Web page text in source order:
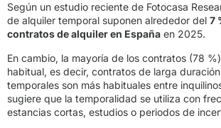
Según un estudio reciente de Fotocasa
de alquiler temporal suponen alrededor del 7
contratos de alquiler en España en 2025.
En cambio, la mayoría de los contratos (78
habitual, es decir, contratos de larga
temporales son más habituales entre
sugiere que la temporalidad se utiliza con
estancias cortas, estudios o periodos de